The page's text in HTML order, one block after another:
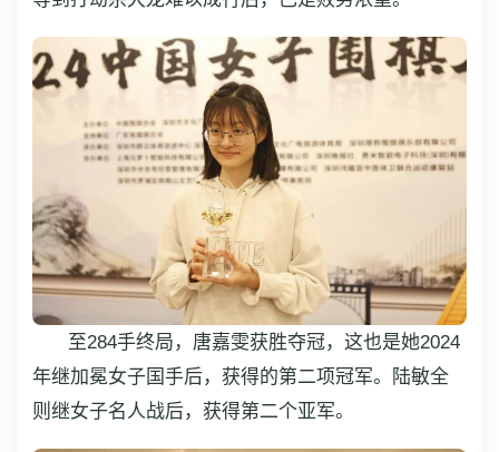
至284手终局，唐嘉雯获胜夺冠，这也是她2024
年继加冕女子国手后，获得的第二项冠军。陆敏全
则继女子名人战后，获得第二个亚军。